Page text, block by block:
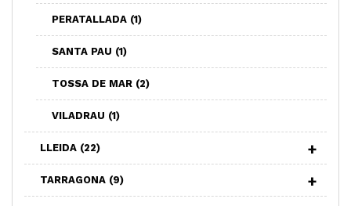
PERATALLADA (1)
SANTA PAU (1)
TOSSA DE MAR (2)
VILADRAU (1)
LLEIDA (22)
TARRAGONA (9)